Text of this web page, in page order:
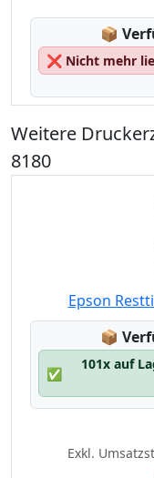
📦
❌ Nicht mehr
Weitere
8180
Epson
📦
✅
101x auf
Exkl.